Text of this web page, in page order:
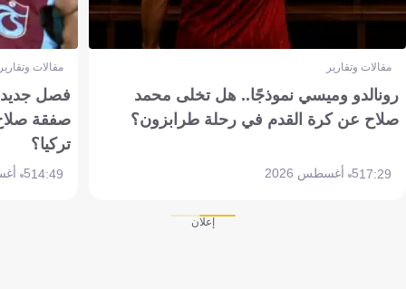
مقالات وتقارير
رونالدو وميسي نموذجًا.. هل تخلى محمد
صلاح عن كرة القدم في رحلة طرابزون؟
17:295 أغسطس 2026
مقالات
فصل جديد
صفقة
تركيا؟
14:495 أغسطس 2026
إعلان